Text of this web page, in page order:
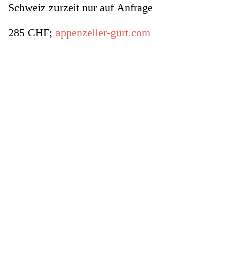
Schweiz zurzeit nur auf Anfrage
285 CHF; ​​ appenzeller-gurt.com